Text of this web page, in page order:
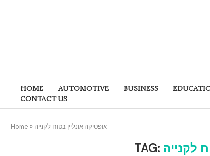
HOME AUTOMOTIVE BUSINESS
CONTACT US
Home » אופטיקה אונליין בטוח לקנייה
TAG: לקנייה